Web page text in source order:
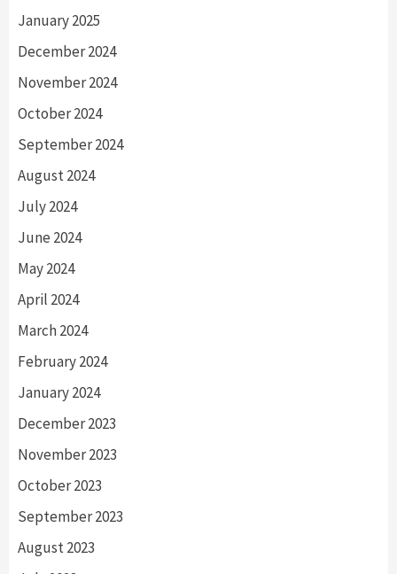
January 2025
December 2024
November 2024
October 2024
September 2024
August 2024
July 2024
June 2024
May 2024
April 2024
March 2024
February 2024
January 2024
December 2023
November 2023
October 2023
September 2023
August 2023